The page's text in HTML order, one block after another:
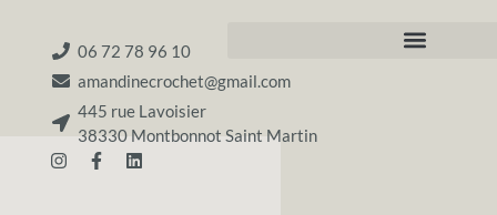
06 72 78 96 10
amandinecrochet@gmail.com
445 rue Lavoisier
38330 Montbonnot Saint Martin